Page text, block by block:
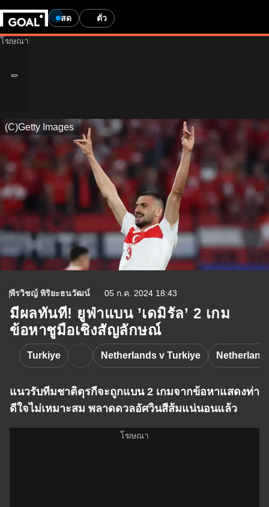
สด ตั๋ว
(C)Getty Images
พีรวิชญ์ พิริยะธนวัฒน์ 05 ก.ค. 2024 18:43
มีผลทันที! ยูฟ่าแบน ’เดมิรัล’ 2 เกม
ข้อหาชูมือเชิงสัญลักษณ์
Turkiye Netherlands v Turkiye
แนวรับทีมชาติตุรกีจะถูกแบน 2 เกมจากข้อหาแสดงท่า
ดีใจไม่เหมาะสม พลาดดวลอัศวินสีส้มแน่นอนแล้ว